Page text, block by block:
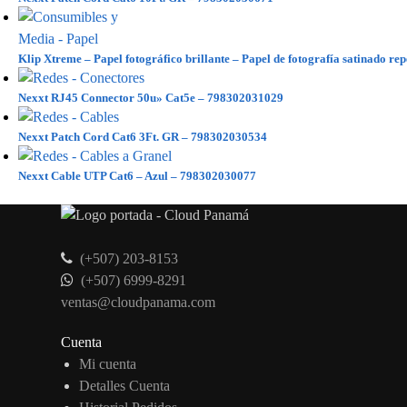
Klip Xtreme – Papel fotográfico brillante – Papel de fotografía satinado
Nexxt RJ45 Connector 50u» Cat5e – 798302031029
Nexxt Patch Cord Cat6 3Ft. GR – 798302030534
Nexxt Cable UTP Cat6 – Azul – 798302030077
(+507) 203-8153
(+507) 6999-8291
ventas@cloudpanama.com
Cuenta
Mi cuenta
Detalles Cuenta